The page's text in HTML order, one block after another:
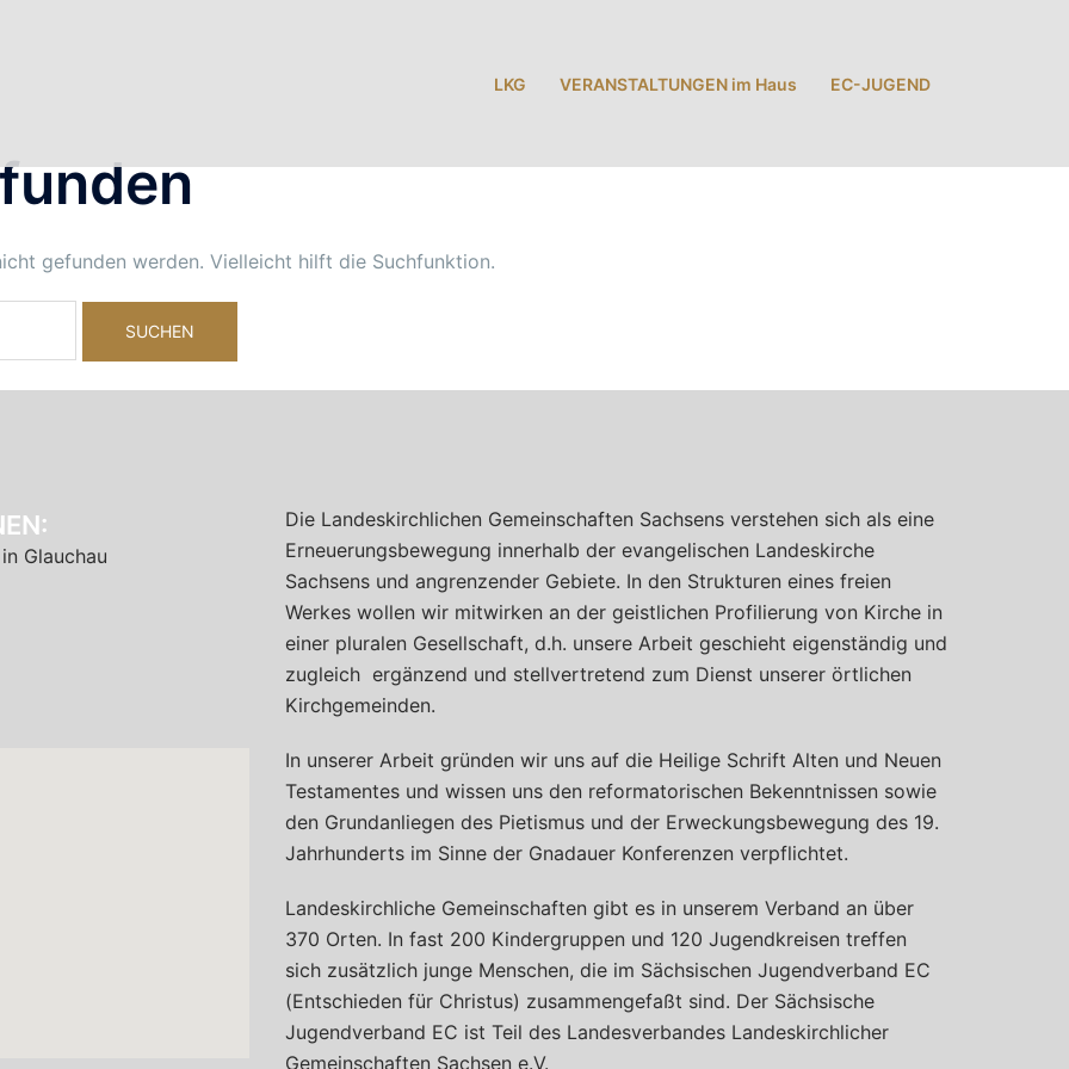
LKG VERANSTALTUNGEN im Haus EC-JUGEND
gefunden werden. Vielleicht hilft die Suchfunktion.
Glauchau
Die Landeskirchlichen Gemeinschaften Sachsens verstehen sich als eine
Erneuerungsbewegung innerhalb der evangelischen Landeskirche
Sachsens und angrenzender Gebiete. In den Strukturen eines freien
Werkes wollen wir mitwirken an der geistlichen Profilierung von Kirche in
einer pluralen Gesellschaft, d.h. unsere Arbeit geschieht eigenständig und
zugleich ergänzend und stellvertretend zum Dienst unserer örtlichen
Kirchgemeinden.
In unserer Arbeit gründen wir uns auf die Heilige Schrift Alten und Neuen
Testamentes und wissen uns den reformatorischen Bekenntnissen sowie
den Grundanliegen des Pietismus und der Erweckungsbewegung des 19.
Jahrhunderts im Sinne der Gnadauer Konferenzen verpflichtet.
Landeskirchliche Gemeinschaften gibt es in unserem Verband an über
370 Orten. In fast 200 Kindergruppen und 120 Jugendkreisen treffen
sich zusätzlich junge Menschen, die im Sächsischen Jugendverband EC
(Entschieden für Christus) zusammengefaßt sind. Der Sächsische
Jugendverband EC ist Teil des Landesverbandes Landeskirchlicher
Gemeinschaften Sachsen e.V.